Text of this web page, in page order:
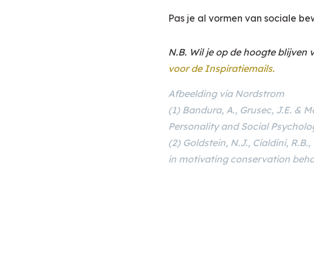
Pas je al vormen van sociale
N.B. Wil je op de hoogte
voor de Inspiratiemails.
Afbeelding via Nordstrom
(1) Bandura, A., Grusec, J.E. &
Personality and Social
(2) Goldstein, N.J., Cialdini,
in motivating conservation